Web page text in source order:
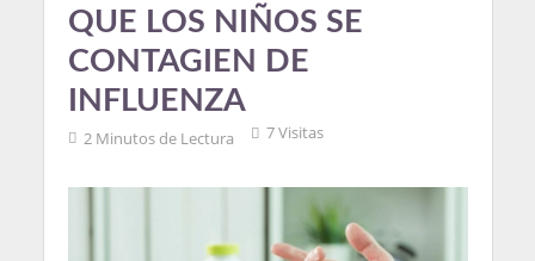
QUE LOS NIÑOS SE
CONTAGIEN DE
INFLUENZA
2 Minutos de Lectura 7 Visitas